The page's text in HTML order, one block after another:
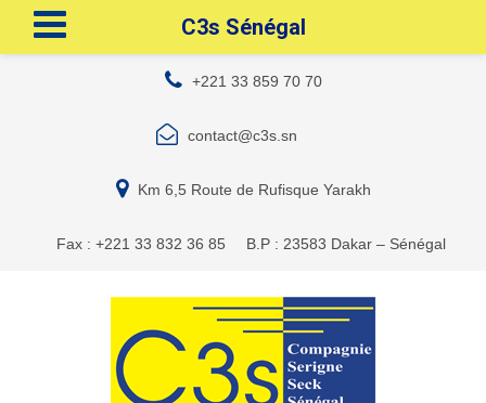
+221 33 859 70 70
contact@c3s.sn
Km 6,5 Route de Rufisque Yarakh
Fax : +221 33 832 36 85 B.P : 23583 Dakar – Sénégal
C3s Sénégal